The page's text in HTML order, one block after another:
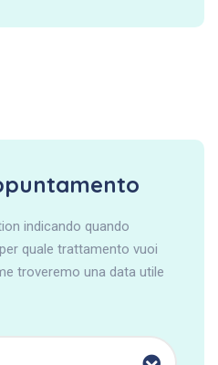
indicando quando
quale trattamento vuoi
troveremo una data utile